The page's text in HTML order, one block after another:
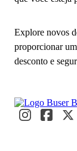
Explore novos
proporcionar
desconto e